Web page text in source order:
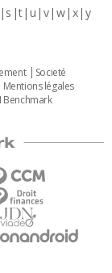
s t u v w x y
Societé
Mentions légales
Benchmark